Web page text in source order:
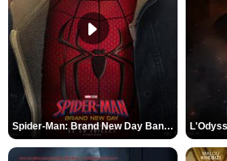
Spider-Man: Brand New Day Bande-annonce VO STFR